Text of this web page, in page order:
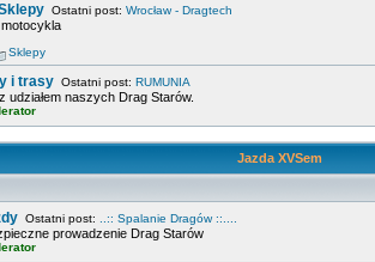
Ostatni post: Wrocław - Dragtech
Sklepy
i trasy Ostatni post: RUMUNIA
udziałem naszych Drag Starów.
Jazda XVSem
Ostatni post: ..:: Spalanie Dragów ::....
prowadzenie Drag Starów